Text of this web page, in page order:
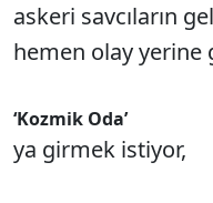
askeri savcıların
hemen olay yerine
‘Kozmik Oda’
ya girmek istiyor,